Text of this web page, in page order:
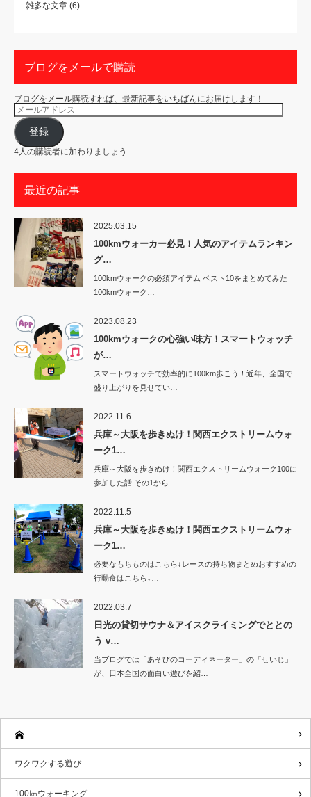
雑多な文章 (6)
ブログをメールで購読
ブログをメール購読すれば、最新記事をいちばんにお届けします！
メ
ー
ル
ア
ド
レ
ス
登録
4人の購読者に加わりましょう
最近の記事
2025.03.15
100kmウォーカー必見！人気のアイテムランキン
グ…
100kmウォークの必須アイテム ベスト10をまとめてみた
100kmウォーク…
2023.08.23
100kmウォークの心強い味方！スマートウォッチ
が…
スマートウォッチで効率的に100km歩こう！近年、全国で
盛り上がりを見せてい…
2022.11.6
兵庫～大阪を歩きぬけ！関西エクストリームウォ
ーク1…
兵庫～大阪を歩きぬけ！関西エクストリームウォーク100に
参加した話 その1から…
2022.11.5
兵庫～大阪を歩きぬけ！関西エクストリームウォ
ーク1…
必要なもちものはこちら↓レースの持ち物まとめおすすめの
行動食はこちら↓…
2022.03.7
日光の貸切サウナ＆アイスクライミングでととの
う v…
当ブログでは「あそびのコーディネーター」の「せいじ」
が、日本全国の面白い遊びを紹…
ワクワクする遊び
100㎞ウォーキング